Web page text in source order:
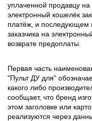
уплаченной продавцу
электронный кошелёк
платёж, и последующем
заказчика на
возврате предоплаты.
Первая часть
"Пульт ДУ для"
какого либо
сообщает, что бренд
этом заголовке или
реализуются через